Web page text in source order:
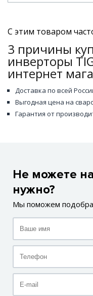
С этим товаром
3 причины
инверторы
интернет
Доставка по всей
Выгодная цена на
Гарантия от
Не можете
нужно?
Мы поможем